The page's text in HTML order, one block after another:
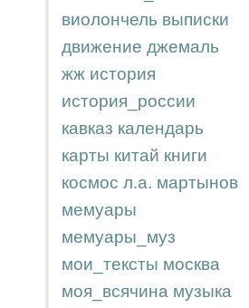
виолончель выписки
движение джемаль
жж история
история_россии
кавказ календарь
карты китай книги
космос л.а. мартынов
мемуары
мемуары_муз
мои_тексты москва
моя_всячина музыка